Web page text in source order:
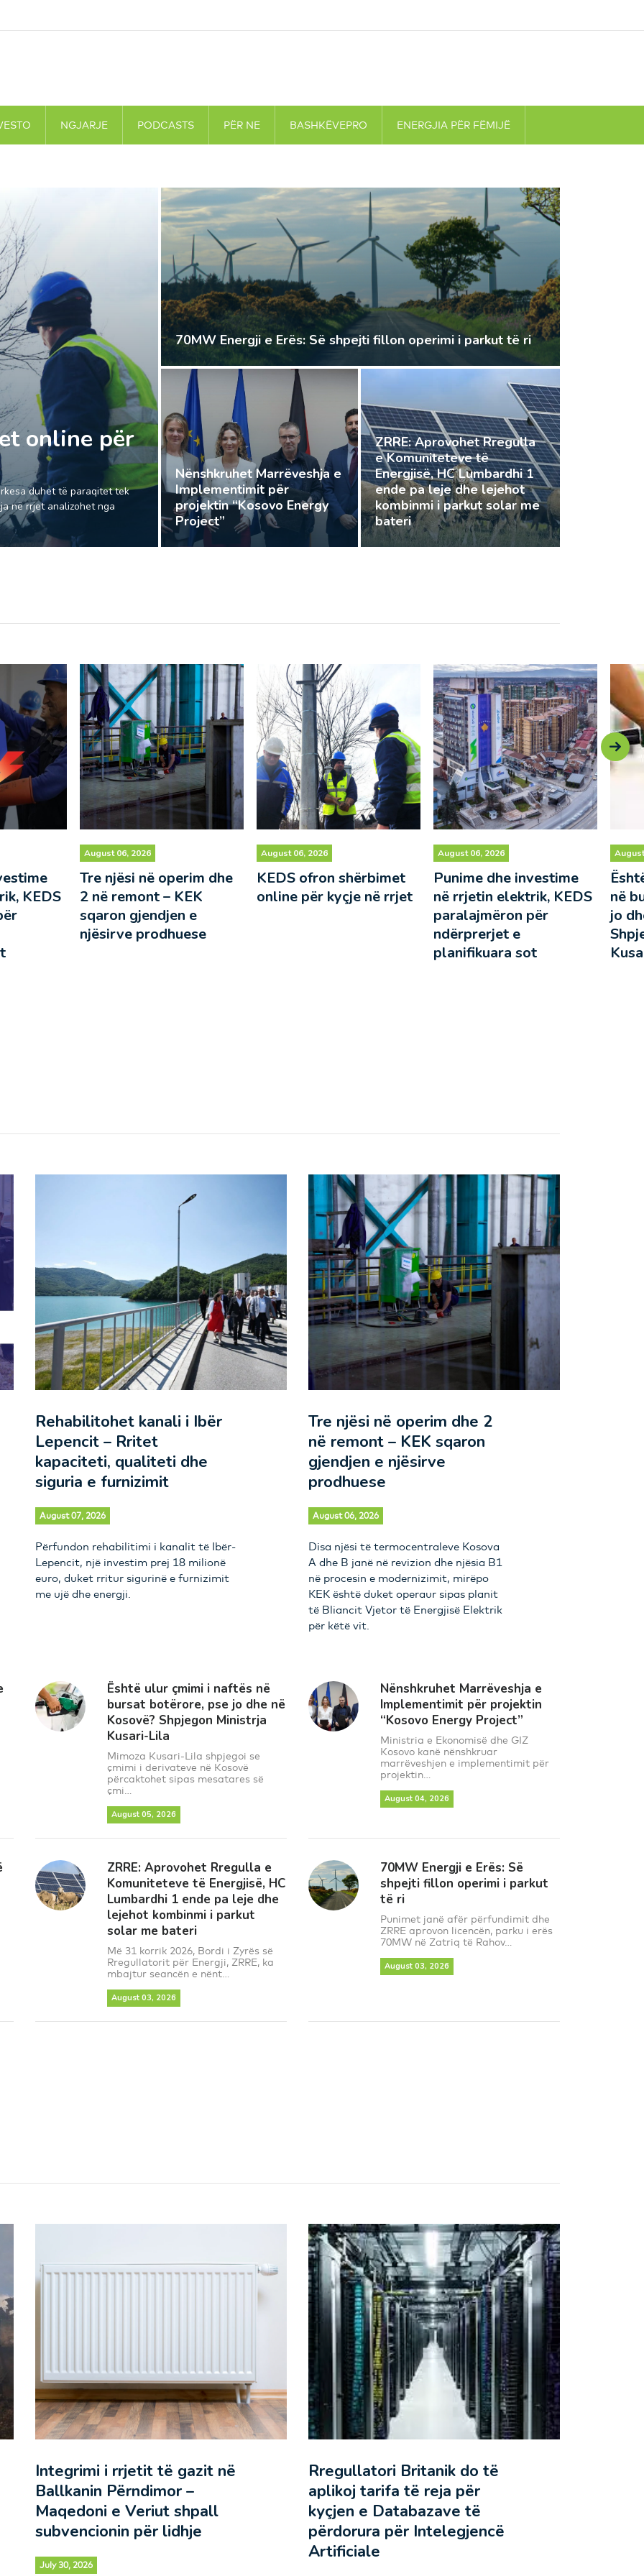
NGJARJE PODCASTS PËR NE BASHKËVEPRO ENERGJIA PËR FËMIJË
online për
duhet të paraqitet tek
në rrjet analizohet nga
70MW Energji e Erës: Së shpejti fillon operimi i parkut të ri
Nënshkruhet Marrëveshja e
Implementimit për
projektin “Kosovo Energy
Project”
ZRRE: Aprovohet Rregulla
e Komuniteteve të
Energjisë, HC Lumbardhi 1
ende pa leje dhe lejehot
kombinmi i parkut solar me
bateri
dhe
e
August 06, 2026
KEDS ofron shërbimet
online për kyçje në rrjet
August 06, 2026
Punime dhe investime
në rrjetin elektrik, KEDS
August 05, 2026
Është ulur çmimi i naftës
në bursat botërore, pse
jo dhe në Kosovë?
Shpjegon Ministrja
Kusari-Lila
për
Rehabilitohet kanali i Ibër
Lepencit – Rritet
kapaciteti, qualiteti dhe
siguria e furnizimit
August 07, 2026
Përfundon rehabilitimi i kanalit të Ibër-
Lepencit, një investim prej 18 milionë
euro, duket rritur sigurinë e furnizimit
me ujë dhe energji.
Tre njësi në operim dhe 2
në remont – KEK sqaron
gjendjen e njësirve
prodhuese
August 06, 2026
Disa njësi të termocentraleve Kosova
A dhe B janë në revizion dhe njësia B1
në procesin e modernizimit, mirëpo
KEK është duket operaur sipas planit
të Bliancit Vjetor të Energjisë Elektrik
për këtë vit.
Është ulur çmimi i naftës në
bursat botërore, pse jo dhe në
Kosovë? Shpjegon Ministrja
Kusari-Lila
Mimoza Kusari-Lila shpjegoi se
çmimi i derivateve në Kosovë
përcaktohet sipas mesatares së
çmi...
August 05, 2026
Nënshkruhet Marrëveshja e
Implementimit për projektin
“Kosovo Energy Project”
Ministria e Ekonomisë dhe GIZ
Kosovo kanë nënshkruar
marrëveshjen e implementimit për
projektin...
August 04, 2026
ZRRE: Aprovohet Rregulla e
Komuniteteve të Energjisë, HC
Lumbardhi 1 ende pa leje dhe
lejehot kombinmi i parkut
solar me bateri
Më 31 korrik 2026, Bordi i Zyrës së
Rregullatorit për Energji, ZRRE, ka
mbajtur seancën e nënt...
August 03, 2026
70MW Energji e Erës: Së
shpejti fillon operimi i parkut
të ri
Punimet janë afër përfundimit dhe
ZRRE aprovon licencën, parku i erës
70MW në Zatriq të Rahov...
August 03, 2026
Integrimi i rrjetit të gazit në
Ballkanin Përndimor –
Maqedoni e Veriut shpall
subvencionin për lidhje
July 30, 2026
Rregullatori Britanik do të
aplikoj tarifa të reja për
kyçjen e Databazave të
përdorura për Intelegjencë
Artificiale